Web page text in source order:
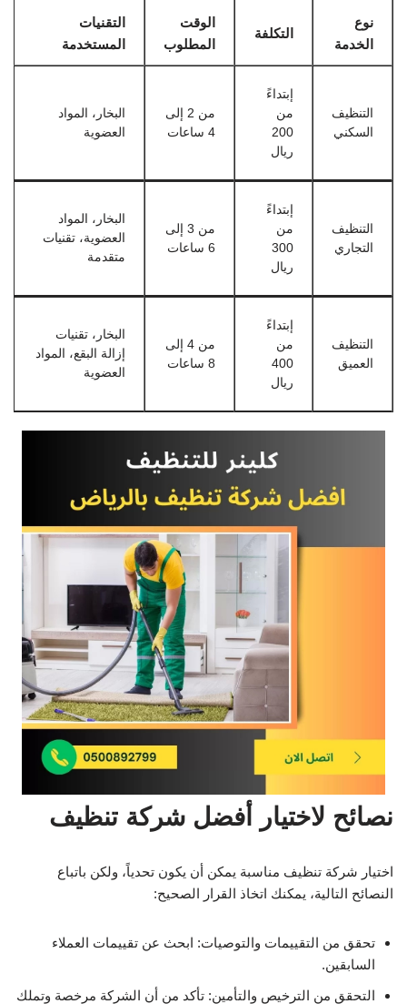
نوع
الخدمة
التكلفة
الوقت
المطلوب
التقنيات
المستخدمة
التنظيف
السكني
إبتداءً
من
200
ريال
من 2 إلى
4 ساعات
البخار، المواد
العضوية
التنظيف
التجاري
إبتداءً
من
300
ريال
من 3 إلى
6 ساعات
البخار، المواد
العضوية، تقنيات
متقدمة
التنظيف
العميق
إبتداءً
من
400
ريال
من 4 إلى
8 ساعات
البخار، تقنيات
إزالة البقع، المواد
العضوية
نصائح لاختيار أفضل شركة تنظيف
اختيار شركة تنظيف مناسبة يمكن أن يكون تحدياً، ولكن باتباع
النصائح التالية، يمكنك اتخاذ القرار الصحيح:
تحقق من التقييمات والتوصيات: ابحث عن تقييمات العملاء
السابقين.
التحقق من الترخيص والتأمين: تأكد من أن الشركة مرخصة وتملك